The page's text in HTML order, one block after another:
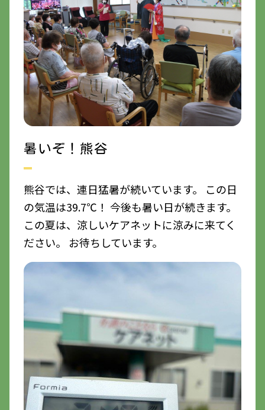
暑いぞ！熊谷
熊谷では、連日猛暑が続いています。 この日
の気温は39.7℃！ 今後も暑い日が続きます。
この夏は、涼しいケアネットに涼みに来てく
ださい。 お待ちしています。